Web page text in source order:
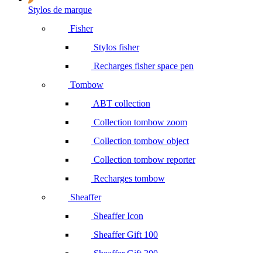
Stylos de marque
Fisher
Stylos fisher
Recharges fisher space pen
Tombow
ABT collection
Collection tombow zoom
Collection tombow object
Collection tombow reporter
Recharges tombow
Sheaffer
Sheaffer Icon
Sheaffer Gift 100